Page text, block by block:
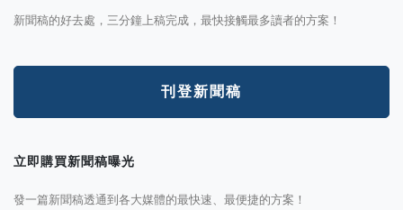
新聞稿的好去處，三分鐘上稿完成，最快接觸最多讀者的方案！
刊登新聞稿
立即購買新聞稿曝光
發一篇新聞稿透通到各大媒體的最快速、最便捷的方案！